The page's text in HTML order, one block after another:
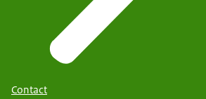
Contact